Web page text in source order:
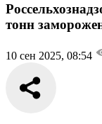
тонн
10 сен 2025, 08:54